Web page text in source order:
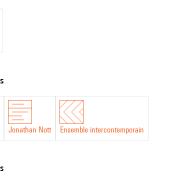
à l’Ircam est venue enrichir mon univers sonore.
confronté à un phénomène acoustique de l’ordre du tangible.
Jonathan Nott Ensemble intercontemporain